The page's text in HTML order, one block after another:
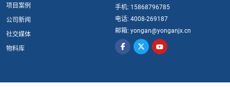
项目案例
公司新闻
社交媒体
物料库
手机: 15868796785
电话: 4008-269187
邮箱: yongan@yonganjx.cn